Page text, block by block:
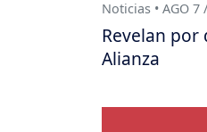
Noticias • AGO 7
Revelan por
Alianza